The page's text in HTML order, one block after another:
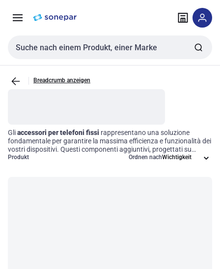
NavigationInhalt
Sucheingabe
Breadcrumb anzeigen
Gliaccessori per telefoni fissi rappresentano una soluzione
fondamentale per garantire la massima efficienza e funzionalità dei
vostri dispositivi. Questi componenti aggiuntivi, progettati su
misura, non solo migliorano le prestazioni dei telefoni, ma offrono
Produkt Ordnen nach